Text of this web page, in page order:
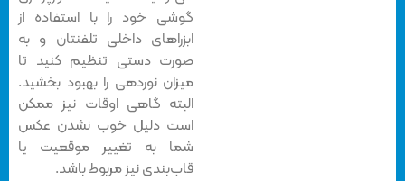
گوشی خود را با استفاده از
ابزراهای داخلی تلفنتان و به
صورت دستی تنظیم کنید تا
میزان نوردهی را بهبود بخشید.
البته گاهی اوقات نیز ممکن
است دلیل خوب نشدن عکس
شما به تغییر موقعیت یا
قاب‌بندی نیز مربوط باشد.